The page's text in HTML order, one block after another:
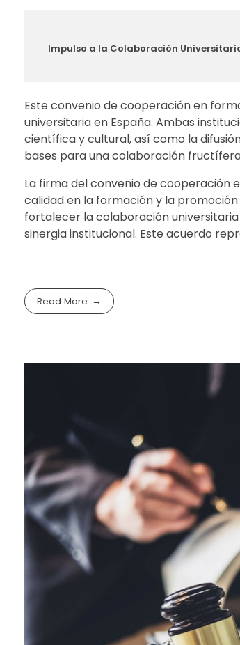
Impulso a la Colaboración
Este convenio de cooperación en
universitaria en España. Ambas
científica y cultural, así como la
bases para una colaboración
La firma del convenio de cooperación
calidad en la formación y la
fortalecer la colaboración
sinergia institucional. Este acuerdo
Read More